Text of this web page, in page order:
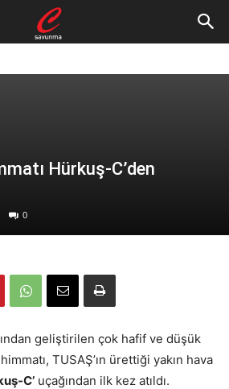
Hürkuş-C’den
0
geliştirilen çok hafif ve düşük
TUSAŞ’ın ürettiği yakın hava
C’ uçağından ilk kez atıldı.